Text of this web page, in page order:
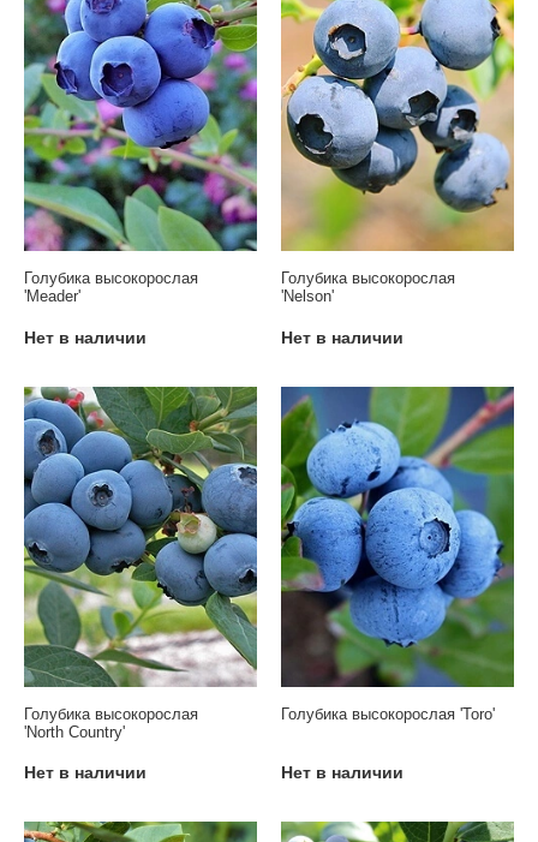
Голубика высокорослая
'Meader'
Нет в наличии
Голубика высокорослая
'Nelson'
Нет в наличии
Голубика высокорослая
'North Country'
Нет в наличии
Голубика высокорослая 'Toro'
Нет в наличии